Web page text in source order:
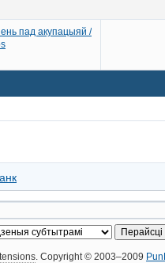
пад акупацыяй /
. Copyright © 2003–2009